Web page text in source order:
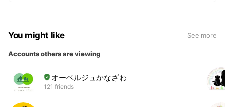
You might like See more
Accounts others are viewing
オーベルジュかなざわ
121 friends